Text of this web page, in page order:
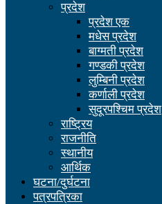
प्रदेश
प्रदेश एक
मधेस प्रदेश
बाग्मती प्रदेश
गण्डकी प्रदेश
लुम्बिनी प्रदेश
कर्णाली प्रदेश
सुदूरपश्चिम प्रदेश
राष्ट्रिय
राजनीति
स्थानीय
आर्थिक
घटना/दुर्घटना
पत्रपत्रिका